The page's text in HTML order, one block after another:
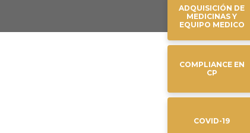
ADQUISICIÓN DE
MEDICINAS Y
EQUIPO MEDICO
COMPLIANCE EN
CP
COVID-19